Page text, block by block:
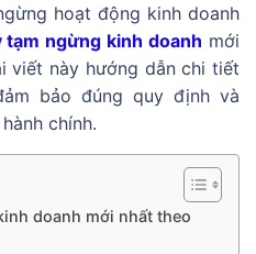
hoạt động kinh doanh
tạm ngừng kinh doanh mới
viết này hướng dẫn chi tiết
bảo đúng quy định và
chính.
doanh mới nhất theo